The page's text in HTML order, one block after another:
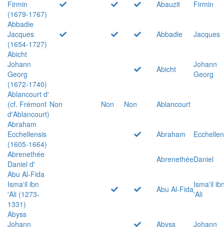
Firmin
(1679-1767)
Abauzit
Firmin
Abbadie
Jacques
(1654-1727)
Abbadie
Jacques
Abicht
Johann
Georg
(1672-1740)
Abicht
Johann
Georg
Ablancourt d'
(cf. Frémont
d'Ablancourt)
Non Non Non
Ablancourt
Abraham
Ecchellensis
(1605-1664)
Abraham
Abrenethée
Daniel d'
AbrenethéeDaniel
Abu Al-Fida
Isma'il ibn
'Ali (1273-
1331)
Abu Al-FidaIsma'il
'Ali
Abyss
Johann
Abyss
Johann